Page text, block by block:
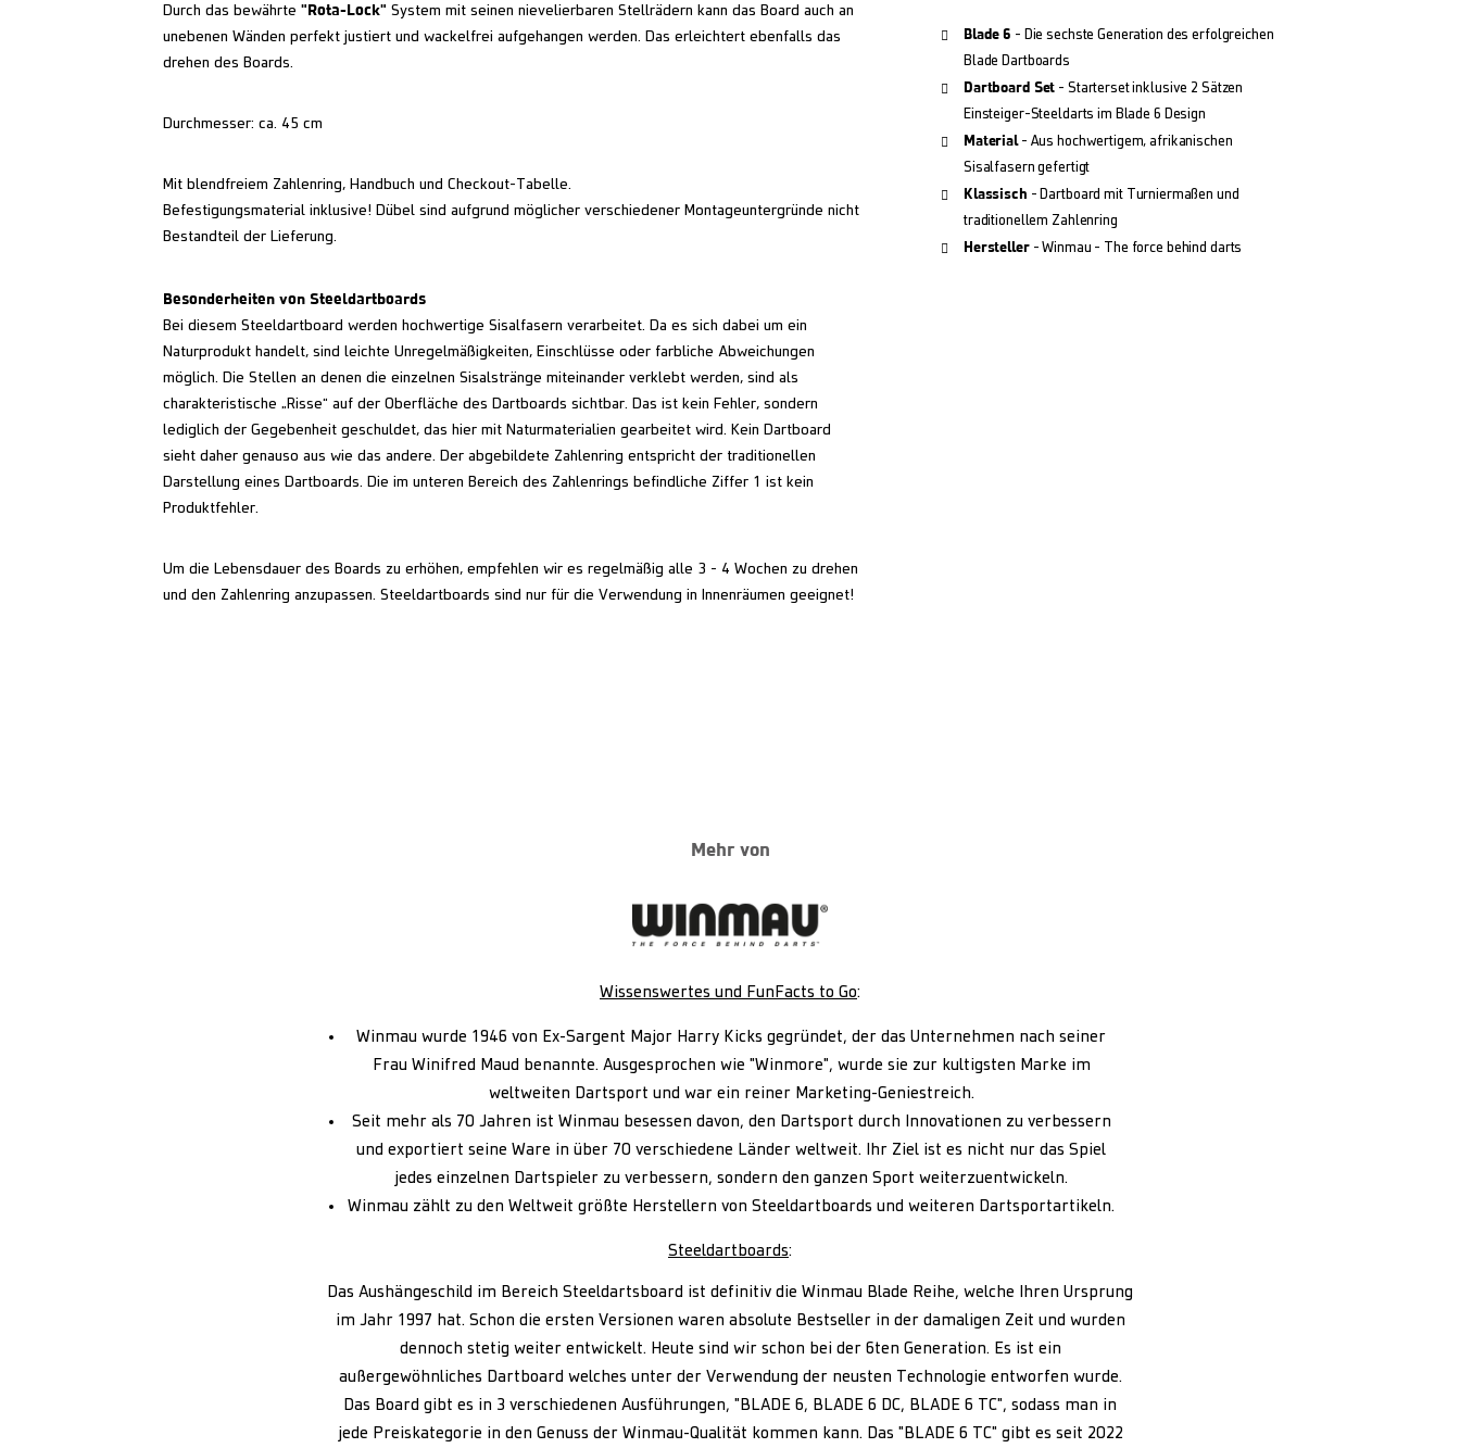
Durch das bewährte "Rota-Lock" System mit seinen nievelierbaren Stellrädern kann das Board auch an
unebenen Wänden perfekt justiert und wackelfrei aufgehangen werden. Das erleichtert ebenfalls das
drehen des Boards.
Durchmesser: ca. 45 cm
Mit blendfreiem Zahlenring, Handbuch und Checkout-Tabelle.
Befestigungsmaterial inklusive! Dübel sind aufgrund möglicher verschiedener Montageuntergründe nicht
Bestandteil der Lieferung.
Besonderheiten von Steeldartboards
Bei diesem Steeldartboard werden hochwertige Sisalfasern verarbeitet. Da es sich dabei um ein
Naturprodukt handelt, sind leichte Unregelmäßigkeiten, Einschlüsse oder farbliche Abweichungen
möglich. Die Stellen an denen die einzelnen Sisalstränge miteinander verklebt werden, sind als
charakteristische „Risse“ auf der Oberfläche des Dartboards sichtbar. Das ist kein Fehler, sondern
lediglich der Gegebenheit geschuldet, das hier mit Naturmaterialien gearbeitet wird. Kein Dartboard
sieht daher genauso aus wie das andere. Der abgebildete Zahlenring entspricht der traditionellen
Darstellung eines Dartboards. Die im unteren Bereich des Zahlenrings befindliche Ziffer 1 ist kein
Produktfehler.
Um die Lebensdauer des Boards zu erhöhen, empfehlen wir es regelmäßig alle 3 - 4 Wochen zu drehen
und den Zahlenring anzupassen. Steeldartboards sind nur für die Verwendung in Innenräumen geeignet!
Blade 6 - Die sechste Generation des erfolgreichen
Blade Dartboards
Dartboard Set - Starterset inklusive 2 Sätzen
Einsteiger-Steeldarts im Blade 6 Design
Material- Aus hochwertigem, afrikanischen
Sisalfasern gefertigt
Klassisch - Dartboard mit Turniermaßen und
traditionellem Zahlenring
Hersteller- Winmau - The force behind darts
Mehr von
Wissenswertes und FunFacts to Go:
Winmau wurde 1946 von Ex-Sargent Major Harry Kicks gegründet, der das Unternehmen nach seiner
Frau Winifred Maud benannte. Ausgesprochen wie "Winmore", wurde sie zur kultigsten Marke im
weltweiten Dartsport und war ein reiner Marketing-Geniestreich.
Seit mehr als 70 Jahren ist Winmau besessen davon, den Dartsport durch Innovationen zu verbessern
und exportiert seine Ware in über 70 verschiedene Länder weltweit. Ihr Ziel ist es nicht nur das Spiel
jedes einzelnen Dartspieler zu verbessern, sondern den ganzen Sport weiterzuentwickeln.
Winmau zählt zu den Weltweit größte Herstellern von Steeldartboards und weiteren Dartsportartikeln.
Steeldartboards:
Das Aushängeschild im Bereich Steeldartsboard ist definitiv die Winmau Blade Reihe, welche Ihren Ursprung
im Jahr 1997 hat. Schon die ersten Versionen waren absolute Bestseller in der damaligen Zeit und wurden
dennoch stetig weiter entwickelt. Heute sind wir schon bei der 6ten Generation. Es ist ein
außergewöhnliches Dartboard welches unter der Verwendung der neusten Technologie entworfen wurde.
Das Board gibt es in 3 verschiedenen Ausführungen, "BLADE 6, BLADE 6 DC, BLADE 6 TC", sodass man in
jede Preiskategorie in den Genuss der Winmau-Qualität kommen kann. Das "BLADE 6 TC" gibt es seit 2022